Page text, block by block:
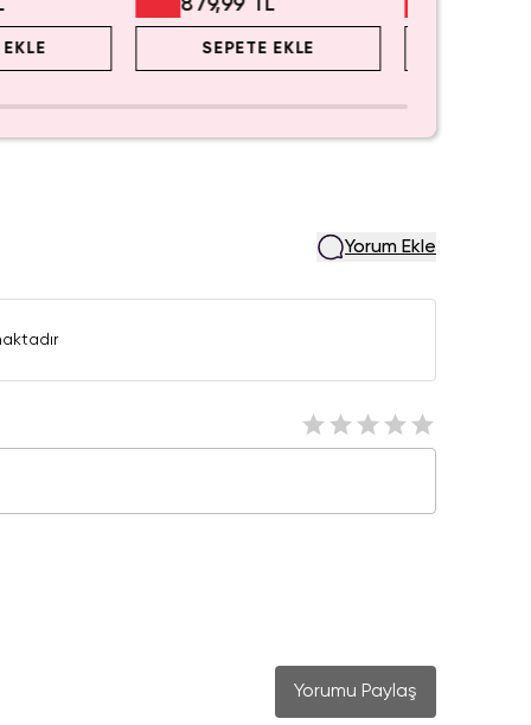
EKLE
879,99 TL
SEPETE EKLE
Yorum Ekle
Yorumu Paylaş